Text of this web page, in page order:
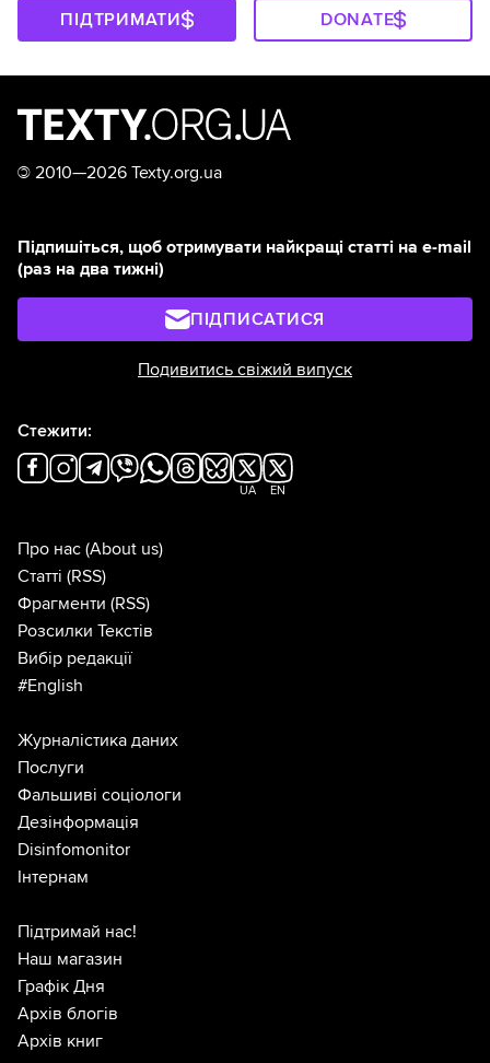
ПІДТРИМАТИ DONATE
© 2010—2026 Texty.org.ua
Підпишіться, щоб отримувати найкращі статті на e-mail
(раз на два тижні)
ПІДПИСАТИСЯ
Подивитись свіжий випуск
Стежити:
UA EN
Про нас (About us)
Статті (RSS)
Фрагменти (RSS)
Розсилки Текстів
Вибір редакції
#English
Журналістика даних
Послуги
Фальшиві соціологи
Дезінформація
Disinfomonitor
Інтернам
Підтримай нас!
Наш магазин
Графік Дня
Архів блогів
Архів книг